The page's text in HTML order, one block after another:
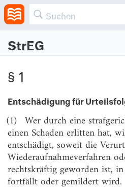
StrEG
Gesetz über die Entschädigung für
Zuletzt geändert am 30.9.2020 (BGBl. I
§ 1
Entschädigung für
§ 2
Entschädigung für
§ 3
Entschädigung bei
Ermessensvorschrift
§ 1
Entschädigung für
(1) Wer durch eine
einen Schaden erlitten hat,
entschädigt, soweit die
Wiederaufnahmeverfahren
rechtskräftig geworden ist,
fortfällt oder gemildert wird.